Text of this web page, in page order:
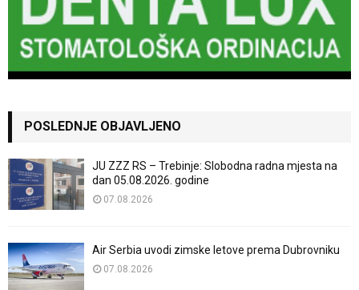
POSLEDNJE OBJAVLJENO
JU ZZZ RS – Trebinje: Slobodna radna mjesta na
dan 05.08.2026. godine
07.08.2026
Air Serbia uvodi zimske letove prema Dubrovniku
07.08.2026